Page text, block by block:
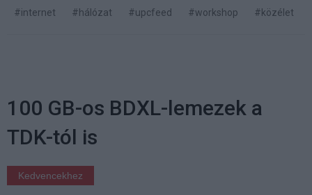
#internet
#hálózat #upcfeed #workshop #közélet
100 GB-os BDXL-lemezek a
TDK-tól is
Kedvencekhez